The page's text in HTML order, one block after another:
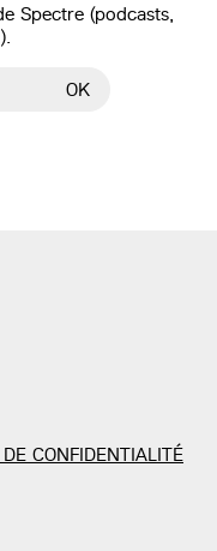
Spectre (podcasts,
OK
CONFIDENTIALITÉ